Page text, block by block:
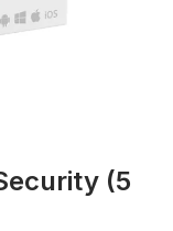
(5